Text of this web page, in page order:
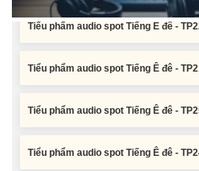
Tiểu phẩm audio spot Tiếng Ê đê - TP22